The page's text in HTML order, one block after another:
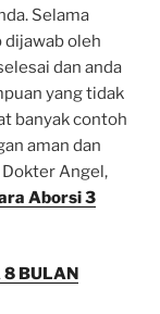
Selama
dijawab oleh
dan anda
yang tidak
banyak contoh
aman dan
Angel,
Aborsi 3
8 BULAN